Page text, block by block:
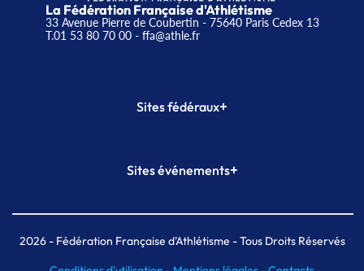
La Fédération Française d'Athlétisme
33 Avenue Pierre de Coubertin - 75640 Paris Cedex 13
T.01 53 80 70 00- ffa@athle.fr
Sites fédéraux+
Plateforme Formation
Sites événements+
Meeting de Paris indoor
MAIF Ekiden de Paris
2026- Fédération Française d'Athlétisme - Tous Droits Réservés